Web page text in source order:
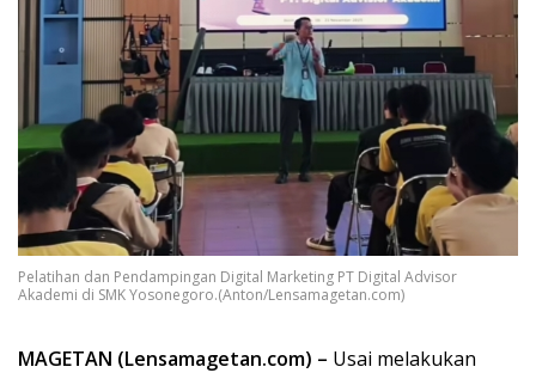
Pelatihan dan Pendampingan Digital Marketing PT Digital Advisor
Akademi di SMK Yosonegoro.(Anton/Lensamagetan.com)
MAGETAN (Lensamagetan.com) – Usai melakukan